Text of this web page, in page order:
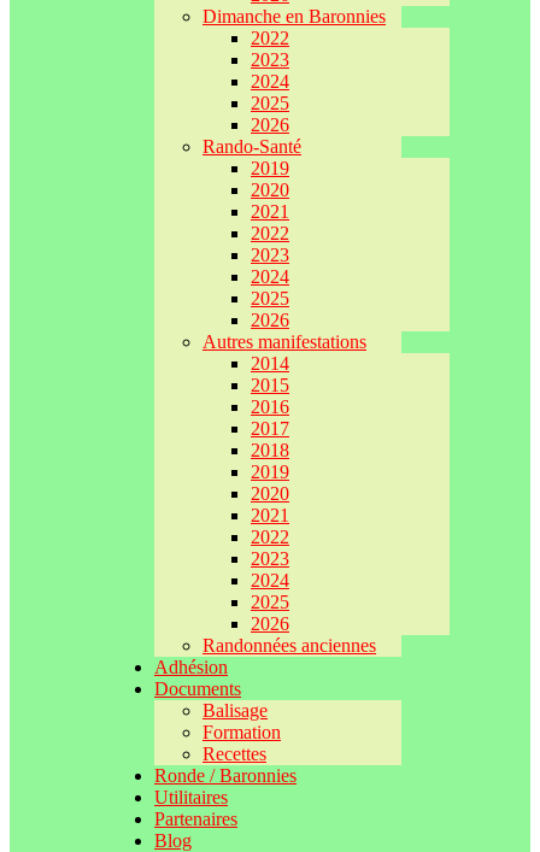
Dimanche en Baronnies
2022
2023
2024
2025
2026
Rando-Santé
2019
2020
2021
2022
2023
2024
2025
2026
Autres manifestations
2014
2015
2016
2017
2018
2019
2020
2021
2022
2023
2024
2025
2026
Randonnées anciennes
Adhésion
Documents
Balisage
Formation
Recettes
Ronde / Baronnies
Utilitaires
Partenaires
Blog